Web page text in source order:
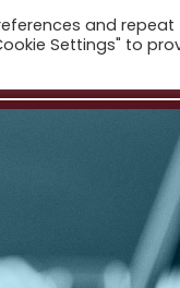
and repeat
Settings" to